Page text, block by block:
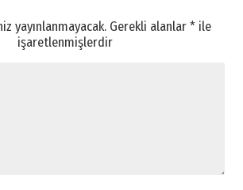
yayınlanmayacak. Gerekli alanlar* ile
işaretlenmişlerdir